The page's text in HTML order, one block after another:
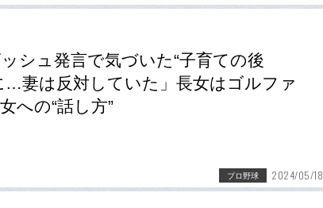
シュ発言で気づいた“子育ての後
…妻は反対していた」長女はゴルファ
への“話し方”
プロ野球
2024/05/18